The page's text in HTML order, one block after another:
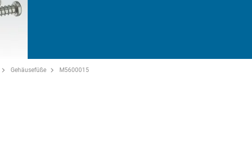
Gehäusefüße M5600015